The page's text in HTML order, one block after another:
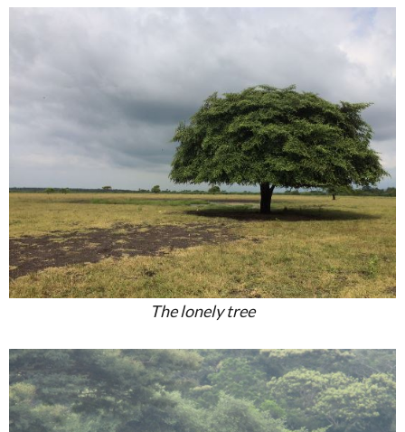
The lonely tree